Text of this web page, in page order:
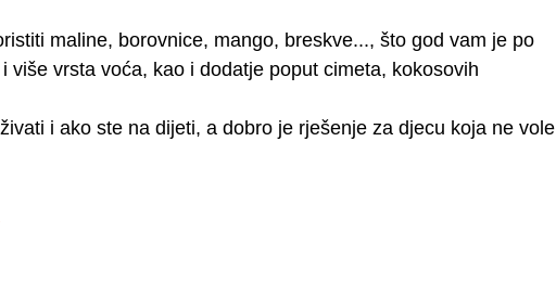
maline, borovnice, mango, breskve..., što god vam je po
više vrsta voća, kao i dodatje poput cimeta, kokosovih
i ako ste na dijeti, a dobro je rješenje za djecu koja ne vole